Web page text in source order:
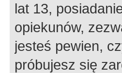
lat 13,
opiekunów,
jesteś pewien,
próbujesz się